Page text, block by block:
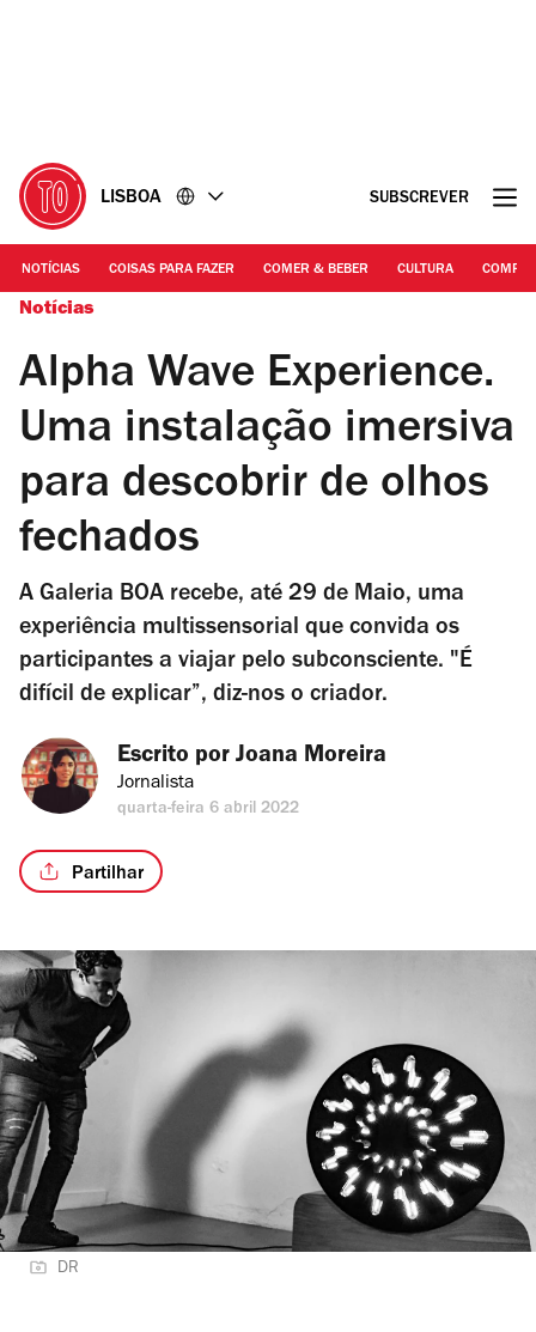
LISBOA SUBSCREVER
NOTÍCIAS COISAS PARA FAZER COMER & BEBER CULTURA
Notícias
Alpha Wave Experience.
Uma instalação imersiva
para descobrir de olhos
fechados
A Galeria BOA recebe, até 29 de Maio, uma
experiência multissensorial que convida os
participantes a viajar pelo subconsciente. "É
difícil de explicar”, diz-nos o criador.
Escrito por Joana Moreira
Jornalista
quarta-feira 6 abril 2022
Partilhar
DR